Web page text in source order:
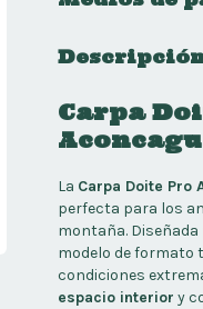
Carpa
La Carpa Doite Pro
perfecta para los
montaña. Diseñada
modelo de formato
condiciones
espacio interior y